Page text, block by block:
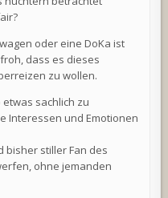
oder eine DoKa ist
dass es dieses
zu wollen.
sachlich zu
Interessen und Emotionen
bisher stiller Fan des
ohne jemanden